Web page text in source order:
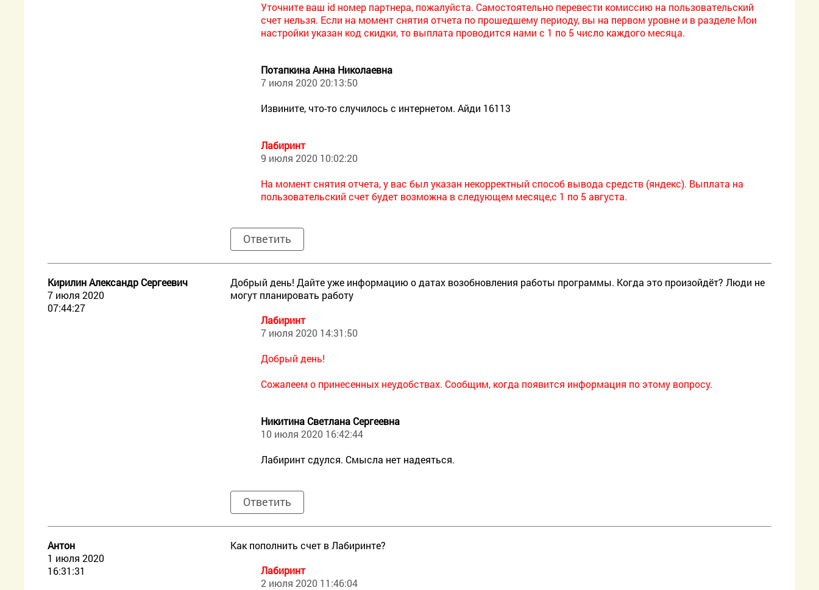
Уточните ваш id номер партнера, пожалуйста. Самостоятельно перевести комиссию на пользовательский
счет нельзя. Если на момент снятия отчета по прошедшему периоду, вы на первом уровне и в разделе Мои
настройки указан код скидки, то выплата проводится нами с 1 по 5 число каждого месяца.
Потапкина Анна Николаевна
7 июля 2020 20:13:50
Извините, что-то случилось с интернетом. Айди 16113
Лабиринт
9 июля 2020 10:02:20
На момент снятия отчета, у вас был указан некорректный способ вывода средств (яндекс). Выплата на
пользовательский счет будет возможна в следующем месяце,с 1 по 5 августа.
Ответить
Кирилин Александр Сергеевич
7 июля 2020
07:44:27
Добрый день! Дайте уже информацию о датах возобновления работы программы. Когда это произойдёт? Люди не
могут планировать работу
Лабиринт
7 июля 2020 14:31:50
Добрый день!
Сожалеем о принесенных неудобствах. Сообщим, когда появится информация по этому вопросу.
Никитина Светлана Сергеевна
10 июля 2020 16:42:44
Лабиринт сдулся. Смысла нет надеяться.
Ответить
Антон
1 июля 2020
16:31:31
Как пополнить счет в Лабиринте?
Лабиринт
2 июля 2020 11:46:04